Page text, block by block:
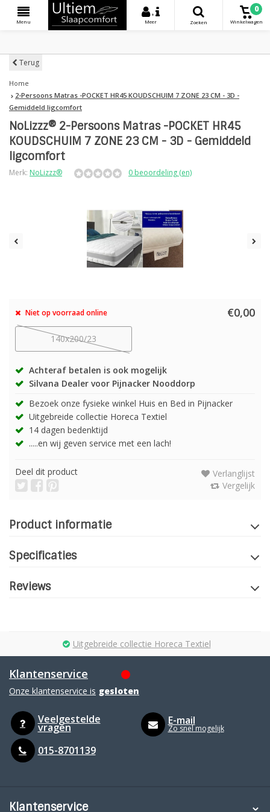
Menu
+
Meer
Zoeken
0
Winkelwagen
Terug
Home
2-Persoons Matras -POCKET HR45 KOUDSCHUIM 7 ZONE 23 CM - 3D -
Gemiddeld ligcomfort
NoLizzz® 2-Persoons Matras -POCKET HR45
KOUDSCHUIM 7 ZONE 23 CM - 3D - Gemiddeld
ligcomfort
Merk: NoLizzz® 0 beoordeling (en)
Niet op voorraad online €0,00
140x200/23
Achteraf betalen is ook mogelijk
Silvana Dealer voor Pijnacker Nooddorp
Bezoek onze fysieke winkel Huis en Bed in Pijnacker
Uitgebreide collectie Horeca Textiel
14 dagen bedenktijd
.....en wij geven service met een lach!
Deel dit product
Verlanglijst
Vergelijk
Product informatie
Specificaties
Reviews
Uitgebreide collectie Horeca Textiel
Klantenservice
Onze klantenservice is gesloten
Veelgestelde
vragen
015-8701139
E-mail
Zo snel mogelijk
Klantenservice